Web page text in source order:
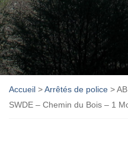
Accueil >Arrêtés de police >
SWDE – Chemin du Bois – 1